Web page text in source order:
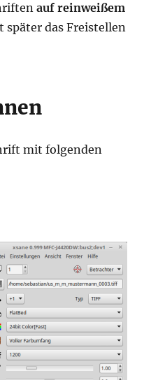
auf rein­wei­ßem
spä­ter das Frei­stel­len
mit fol­gen­den